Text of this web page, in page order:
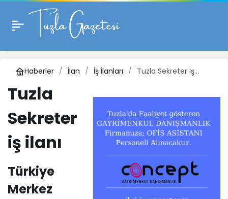
Haberler İlan İş İlanları
Tuzla Sekreter iş
Tuzla
Sekreter
iş ilanı
Türkiye
Merkez